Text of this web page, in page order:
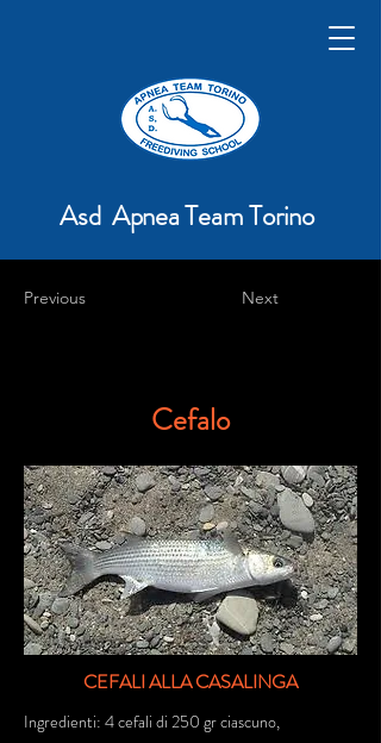
Asd Apnea Team Torino
Previous Next
Cefalo
CEFALI ALLA CASALINGA
Ingredienti: 4 cefali di 250 gr ciascuno,